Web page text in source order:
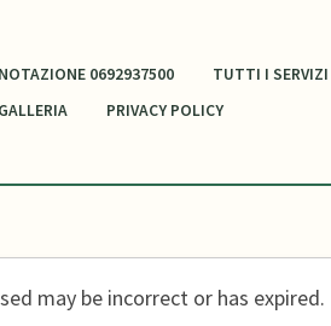
0692937500 TUTTI I SERVIZI
GALLERIA PRIVACY POLICY
may be incorrect or has